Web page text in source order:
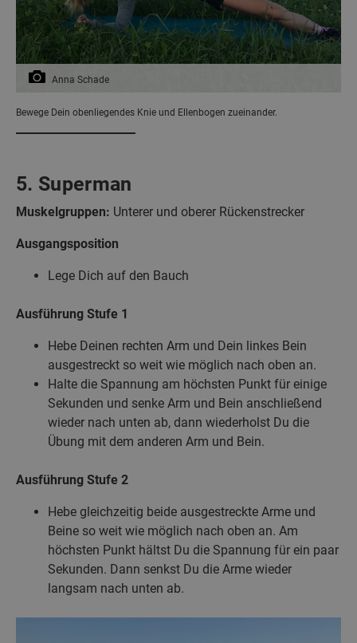
Anna Schade
Bewege Dein obenliegendes Knie und Ellenbogen zueinander.
5. Superman
Muskelgruppen: Unterer und oberer Rückenstrecker
Ausgangsposition
Lege Dich auf den Bauch
Ausführung Stufe 1
Hebe Deinen rechten Arm und Dein linkes Bein
ausgestreckt so weit wie möglich nach oben an.
Halte die Spannung am höchsten Punkt für einige
Sekunden und senke Arm und Bein anschließend
wieder nach unten ab, dann wiederholst Du die
Übung mit dem anderen Arm und Bein.
Ausführung Stufe 2
Hebe gleichzeitig beide ausgestreckte Arme und
Beine so weit wie möglich nach oben an. Am
höchsten Punkt hältst Du die Spannung für ein paar
Sekunden. Dann senkst Du die Arme wieder
langsam nach unten ab.